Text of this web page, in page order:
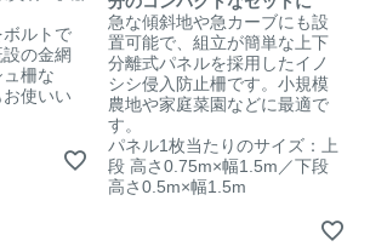
ルトで
の金網
柵な
使いい
急な傾斜地や急カーブにも設
置可能で、組立が簡単な上下
分離式パネルを採用したイノ
シシ侵入防止柵です。小規模
農地や家庭菜園などに最適で
す。
パネル1枚当たりのサイズ：上
段 高さ0.75m×幅1.5m／下段
高さ0.5m×幅1.5m